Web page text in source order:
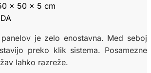
x 50 x 5 cm
DA
je zelo enostavna. Med seboj
preko klik sistema. Posamezne
lahko razreže.